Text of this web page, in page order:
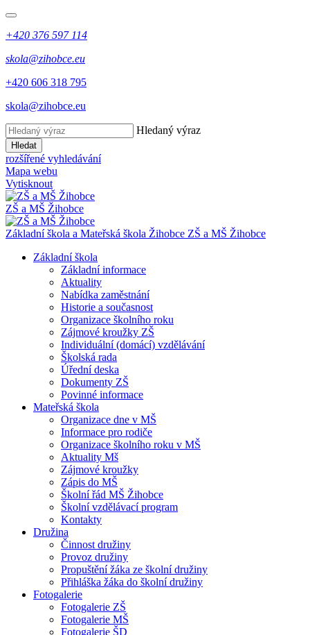
+420 376 597 114
skola@zihobce.eu
+420 606 318 795
skola@zihobce.eu
Hledaný výraz
Hledat
rozšířené vyhledávání
Mapa webu
Vytisknout
ZŠ a MŠ Žihobce
Základní škola a Mateřská škola Žihobce ZŠ a MŠ Žihobce
Základní škola
Základní informace
Aktuality
Nabídka zaměstnání
Historie a současnost
Organizace školního roku
Zájmové kroužky ZŠ
Individuální (domácí) vzdělávání
Školská rada
Úřední deska
Dokumenty ZŠ
Povinné informace
Mateřská škola
Organizace dne v MŠ
Informace pro rodiče
Organizace školního roku v MŠ
Aktuality Mš
Zájmové kroužky
Zápis do MŠ
Školní řád MŠ Žihobce
Školní vzdělávací program
Kontakty
Družina
Činnost družiny
Provoz družiny
Propuštění žáka ze školní družiny
Přihláška žáka do školní družiny
Fotogalerie
Fotogalerie ZŠ
Fotogalerie MŠ
Fotogalerie ŠD